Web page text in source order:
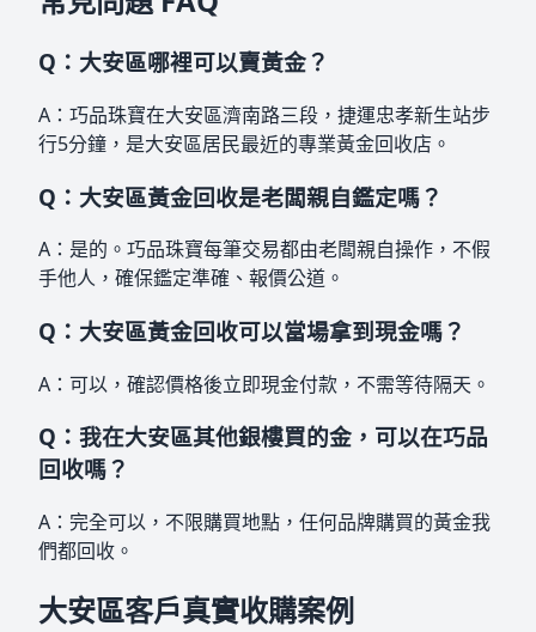
Q：大安區哪裡可以賣黃金？
A：巧品珠寶在大安區濟南路三段，捷運忠孝新生站步
行5分鐘，是大安區居民最近的專業黃金回收店。
Q：大安區黃金回收是老闆親自鑑定嗎？
A：是的。巧品珠寶每筆交易都由老闆親自操作，不假
手他人，確保鑑定準確、報價公道。
Q：大安區黃金回收可以當場拿到現金嗎？
A：可以，確認價格後立即現金付款，不需等待隔天。
Q：我在大安區其他銀樓買的金，可以在巧品
回收嗎？
A：完全可以，不限購買地點，任何品牌購買的黃金我
們都回收。
大安區客戶真實收購案例